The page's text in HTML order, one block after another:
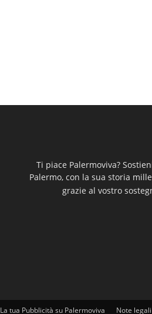
Ti piace Palermoviva?
Palermo, con la sua storia
grazie al vostro
La tua Pubblicità su Palermoviva Note legali